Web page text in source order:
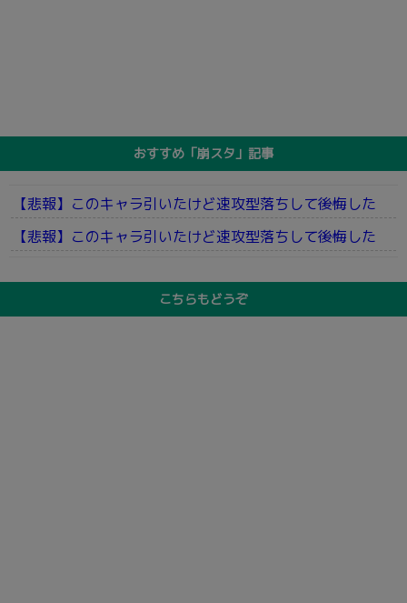
おすすめ「崩スタ」記事
【悲報】このキャラ引いたけど速攻型落ちして後悔した
【悲報】このキャラ引いたけど速攻型落ちして後悔した
こちらもどうぞ